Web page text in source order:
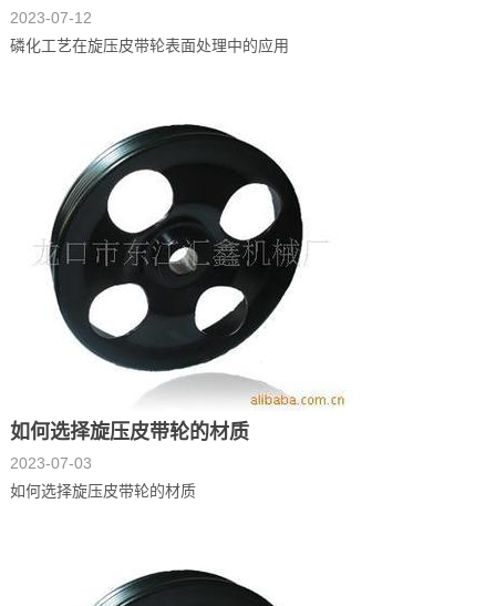
2023-07-12
磷化工艺在旋压皮带轮表面处理中的应用
如何选择旋压皮带轮的材质
2023-07-03
如何选择旋压皮带轮的材质